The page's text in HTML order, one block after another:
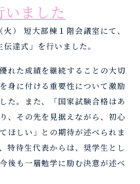
いました
） 短大部棟１階会議室にて、
伝達式」を行いました。
れた成績を継続することの大切
身に付ける重要性について激励
た。また、「国家試験合格はあ
、その先を見据えながら、初心
ほしい」との期待が述べられま
特待生代表からは、奨学生とし
後も一層勉学に励む決意が述べ